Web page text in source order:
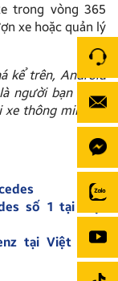
trong vòng 365
xe hoặc quản lý
kể trên, Android
người bạn đồng
xe thông minh và
số 1 tại Việt
tại Việt Nam